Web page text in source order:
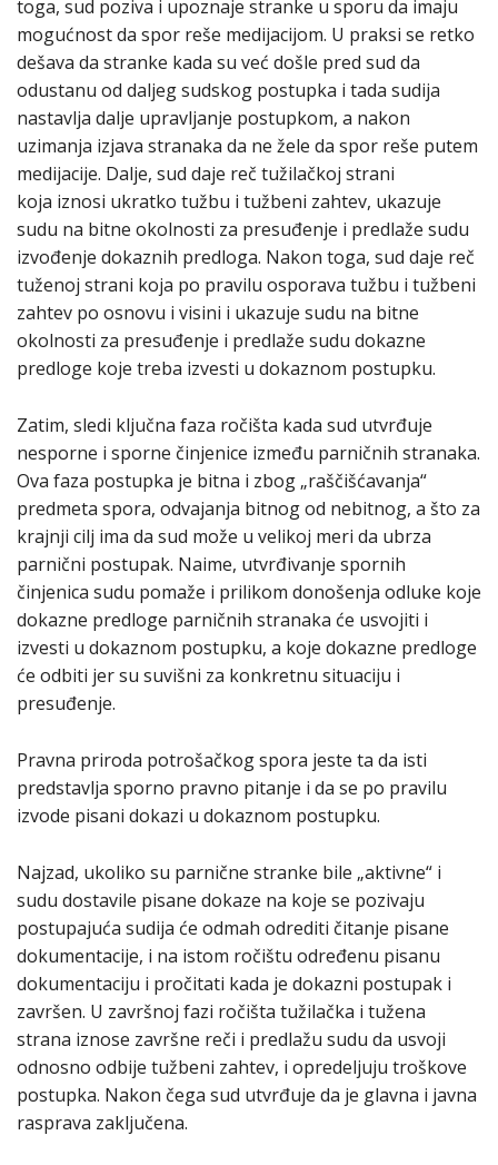
toga, sud poziva i upoznaje stranke u sporu da imaju
mogućnost da spor reše medijacijom. U praksi se retko
dešava da stranke kada su već došle pred sud da
odustanu od daljeg sudskog postupka i tada sudija
nastavlja dalje upravljanje postupkom, a nakon
uzimanja izjava stranaka da ne žele da spor reše putem
medijacije. Dalje, sud daje reč tužilačkoj strani
koja iznosi ukratko tužbu i tužbeni zahtev, ukazuje
sudu na bitne okolnosti za presuđenje i predlaže sudu
izvođenje dokaznih predloga. Nakon toga, sud daje reč
tuženoj strani koja po pravilu osporava tužbu i tužbeni
zahtev po osnovu i visini i ukazuje sudu na bitne
okolnosti za presuđenje i predlaže sudu dokazne
predloge koje treba izvesti u dokaznom postupku.
Zatim, sledi ključna faza ročišta kada sud utvrđuje
nesporne i sporne činjenice između parničnih stranaka.
Ova faza postupka je bitna i zbog „raščišćavanja“
predmeta spora, odvajanja bitnog od nebitnog, a što za
krajnji cilj ima da sud može u velikoj meri da ubrza
parnični postupak. Naime, utvrđivanje spornih
činjenica sudu pomaže i prilikom donošenja odluke koje
dokazne predloge parničnih stranaka će usvojiti i
izvesti u dokaznom postupku, a koje dokazne predloge
će odbiti jer su suvišni za konkretnu situaciju i
presuđenje.
Pravna priroda potrošačkog spora jeste ta da isti
predstavlja sporno pravno pitanje i da se po pravilu
izvode pisani dokazi u dokaznom postupku.
Najzad, ukoliko su parnične stranke bile „aktivne“ i
sudu dostavile pisane dokaze na koje se pozivaju
postupajuća sudija će odmah odrediti čitanje pisane
dokumentacije, i na istom ročištu određenu pisanu
dokumentaciju i pročitati kada je dokazni postupak i
završen. U završnoj fazi ročišta tužilačka i tužena
strana iznose završne reči i predlažu sudu da usvoji
odnosno odbije tužbeni zahtev, i opredeljuju troškove
postupka. Nakon čega sud utvrđuje da je glavna i javna
rasprava zaključena.